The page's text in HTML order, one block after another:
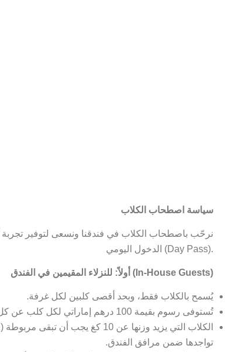
سياسة اصطحاب الكلاب
نرحّب باصطحاب الكلاب في فندقنا ونسعى لتوفير تجربة
الدخول اليومي (Day Pass).
أولاً: للنزلاء المقيمين في الفندق (In-House Guests)
يُسمح بالكلاب فقط، وبحد أقصى كلبين لكل غرفة.
تُستوفى رسوم بقيمة 100 درهم إماراتي لكل كلب عن كل ليلة.
الكلاب التي يزيد وزنها عن 10 كغ يجب
تواجدها ضمن مرافق الفندق.